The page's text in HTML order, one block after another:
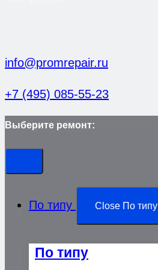
info@promrepair.ru
+7 (495) 085-55-23
Выберите ремонт:
По типу Close По типу
По типу